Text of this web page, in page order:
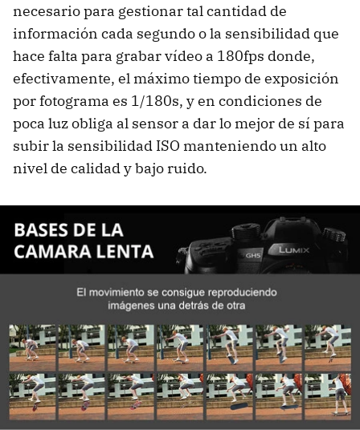
necesario para gestionar tal cantidad de
información cada segundo o la sensibilidad que
hace falta para grabar vídeo a 180fps donde,
efectivamente, el máximo tiempo de exposición
por fotograma es 1/180s, y en condiciones de
poca luz obliga al sensor a dar lo mejor de sí para
subir la sensibilidad ISO manteniendo un alto
nivel de calidad y bajo ruido.